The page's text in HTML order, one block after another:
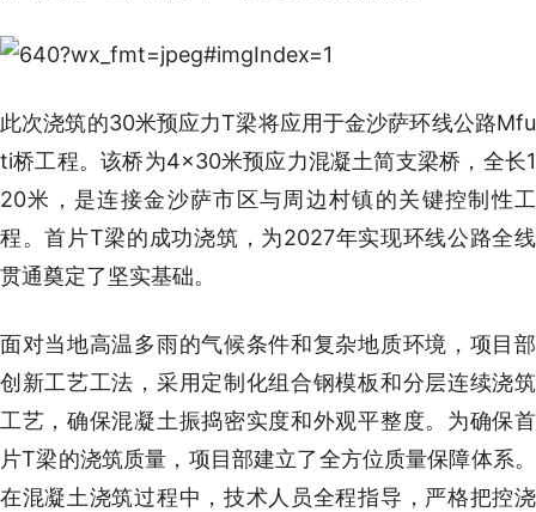
此次浇筑的30米预应力T梁将应用于金沙萨环线公路Mfu
ti桥工程。该桥为4×30米预应力混凝土简支梁桥，全长1
20米，是连接金沙萨市区与周边村镇的关键控制性工
程。首片T梁的成功浇筑，为2027年实现环线公路全线
贯通奠定了坚实基础。
面对当地高温多雨的气候条件和复杂地质环境，项目部
创新工艺工法，采用定制化组合钢模板和分层连续浇筑
工艺，确保混凝土振捣密实度和外观平整度。为确保首
片T梁的浇筑质量，项目部建立了全方位质量保障体系。
在混凝土浇筑过程中，技术人员全程指导，严格把控浇